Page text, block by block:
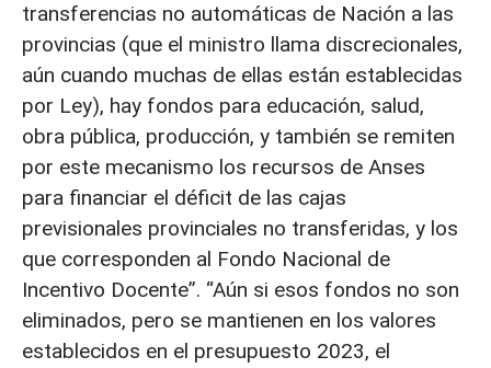
transferencias no automáticas de Nación a las
provincias (que el ministro llama discrecionales,
aún cuando muchas de ellas están establecidas
por Ley), hay fondos para educación, salud,
obra pública, producción, y también se remiten
por este mecanismo los recursos de Anses
para financiar el déficit de las cajas
previsionales provinciales no transferidas, y los
que corresponden al Fondo Nacional de
Incentivo Docente”. “Aún si esos fondos no son
eliminados, pero se mantienen en los valores
establecidos en el presupuesto 2023, el